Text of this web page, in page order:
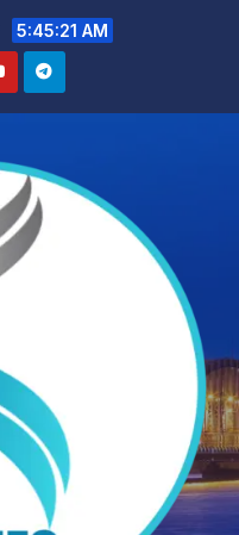
5:45:23 AM